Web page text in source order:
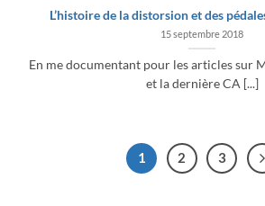
L’histoire de la distorsion et des
15 septembre 2018
En me documentant pour les articles sur
et la dernière CA [...]
1 2 3